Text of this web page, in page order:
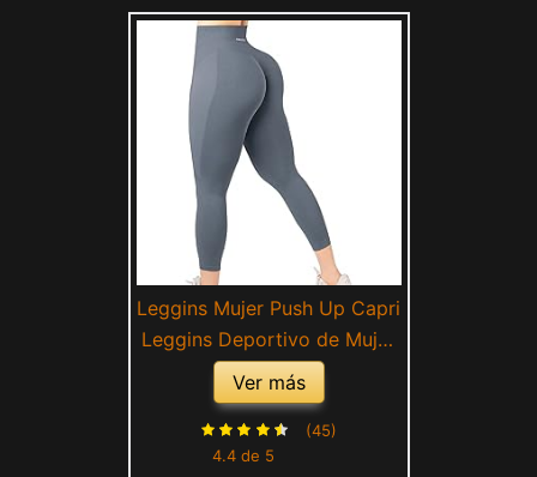
Leggins Mujer Push Up Capri
Leggins Deportivo de Mujer
Cintura Alta Leggings Mallas
para Running Training
Fitness Estiramiento Yoga y
Pilates Leggings Push Up
Ver más
4.4 de 5
(45)